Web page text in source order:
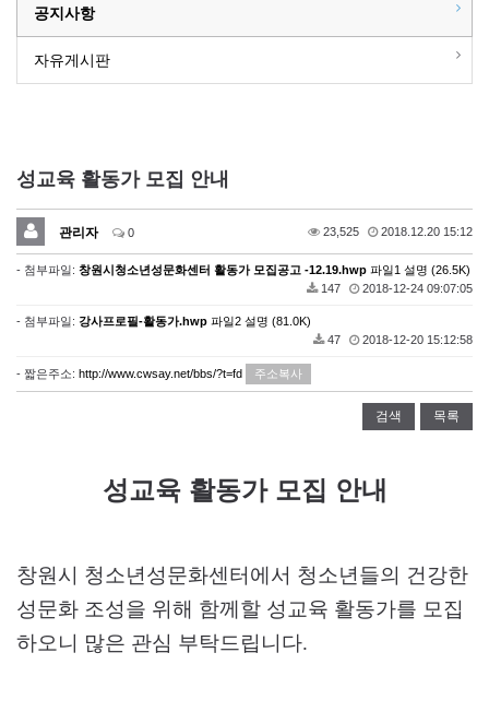
공지사항
자유게시판
성교육 활동가 모집 안내
관리자 0 23,525 2018.12.20 15:12
- 첨부파일: 창원시청소년성문화센터 활동가 모집공고 -12.19.hwp 파일1 설명 (26.5K)
147
2018-12-24 09:07:05
- 첨부파일: 강사프로필-활동가.hwp 파일2 설명 (81.0K)
47
2018-12-20 15:12:58
- 짧은주소: http://www.cwsay.net/bbs/?t=fd 주소복사
검색 목록
성교육 활동가 모집 안내
창원시 청소년성문화센터에서 청소년들의 건강한
성문화 조성을 위해 함께할 성교육 활동가를 모집
하오니 많은 관심 부탁드립니다.